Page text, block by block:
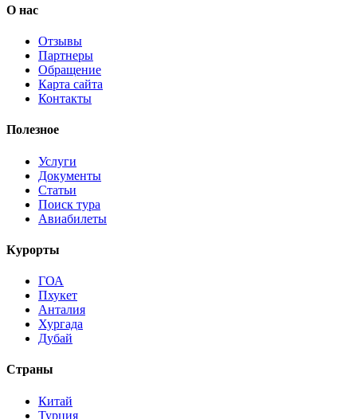
О нас
Отзывы
Партнеры
Обращение
Карта сайта
Контакты
Полезное
Услуги
Документы
Статьи
Поиск тура
Авиабилеты
Курорты
ГОА
Пхукет
Анталия
Хургада
Дубай
Страны
Китай
Турция